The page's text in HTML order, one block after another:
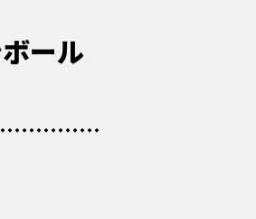
ール